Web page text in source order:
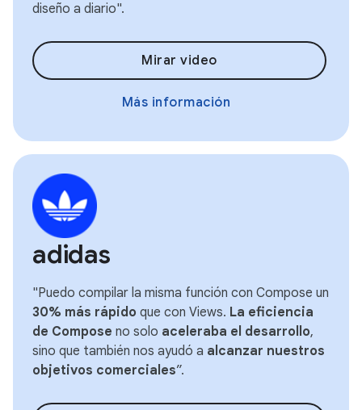
diseño a diario".
Mirar video
Más información
adidas
"Puedo compilar la misma función con Compose un
30% más rápido que con Views. La eficiencia
de Compose no solo aceleraba el desarrollo,
sino que también nos ayudó a alcanzar nuestros
objetivos comerciales”.